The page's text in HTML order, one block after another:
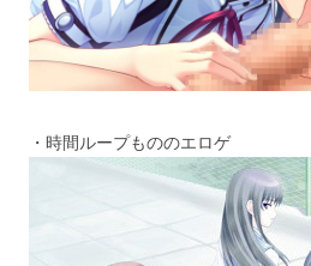
・時間ループもののエロゲ